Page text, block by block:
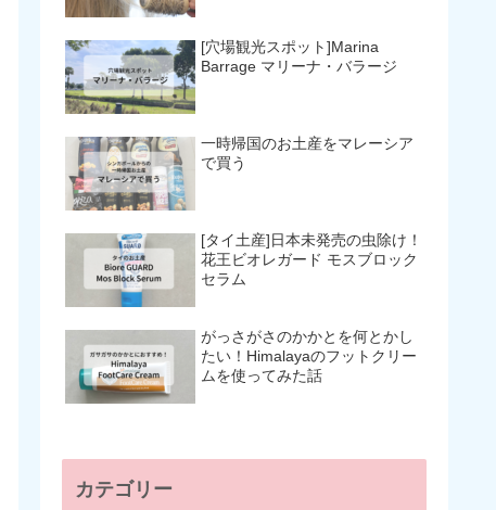
[穴場観光スポット]Marina
Barrage マリーナ・バラージ
一時帰国のお土産をマレーシア
で買う
[タイ土産]日本未発売の虫除け！
花王ビオレガード モスブロック
セラム
がっさがさのかかとを何とかし
たい！Himalayaのフットクリー
ムを使ってみた話
カテゴリー